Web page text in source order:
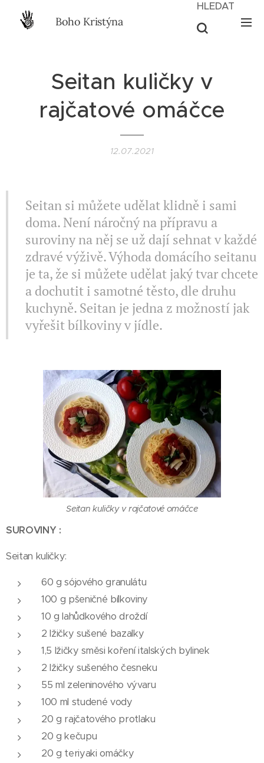
Boho Kristýna
HLEDAT
Seitan kuličky v
rajčatové omáčce
12.07.2021
Seitan si můžete udělat klidně i sami
doma. Není náročný na přípravu a
suroviny na něj se už dají sehnat v každé
zdravé výživě. Výhoda domácího seitanu
je ta, že si můžete udělat jaký tvar chcete
a dochutit i samotné těsto, dle druhu
kuchyně. Seitan je jedna z možností jak
vyřešit bílkoviny v jídle.
Seitan kuličky v rajčatové omáčce
SUROVINY :
Seitan kuličky:
60 g sójového granulátu
100 g pšeničné bílkoviny
10 g lahůdkového droždí
2 lžičky sušené bazalky
1,5 lžičky směsi koření italských bylinek
2 lžičky sušeného česneku
55 ml zeleninového vývaru
100 ml studené vody
20 g rajčatového protlaku
20 g kečupu
20 g teriyaki omáčky